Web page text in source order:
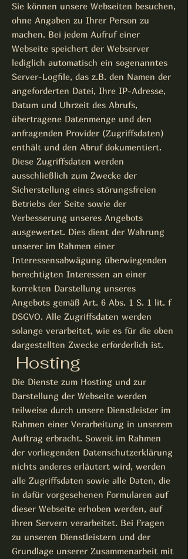
Sie können unsere Webseiten besuchen,
ohne Angaben zu Ihrer Person zu
machen. Bei jedem Aufruf einer
Webseite speichert der Webserver
lediglich automatisch ein sogenanntes
Server-Logfile, das z.B. den Namen der
angeforderten Datei, Ihre IP-Adresse,
Datum und Uhrzeit des Abrufs,
übertragene Datenmenge und den
anfragenden Provider (Zugriffsdaten)
enthält und den Abruf dokumentiert.
Diese Zugriffsdaten werden
ausschließlich zum Zwecke der
Sicherstellung eines störungsfreien
Betriebs der Seite sowie der
Verbesserung unseres Angebots
ausgewertet. Dies dient der Wahrung
unserer im Rahmen einer
Interessensabwägung überwiegenden
berechtigten Interessen an einer
korrekten Darstellung unseres
Angebots gemäß Art. 6 Abs. 1 S. 1 lit. f
DSGVO. Alle Zugriffsdaten werden
solange verarbeitet, wie es für die oben
dargestellten Zwecke erforderlich ist.
Hosting
Die Dienste zum Hosting und zur
Darstellung der Webseite werden
teilweise durch unsere Dienstleister im
Rahmen einer Verarbeitung in unserem
Auftrag erbracht. Soweit im Rahmen
der vorliegenden Datenschutzerklärung
nichts anderes erläutert wird, werden
alle Zugriffsdaten sowie alle Daten, die
in dafür vorgesehenen Formularen auf
dieser Webseite erhoben werden, auf
ihren Servern verarbeitet. Bei Fragen
zu unseren Dienstleistern und der
Grundlage unserer Zusammenarbeit mit